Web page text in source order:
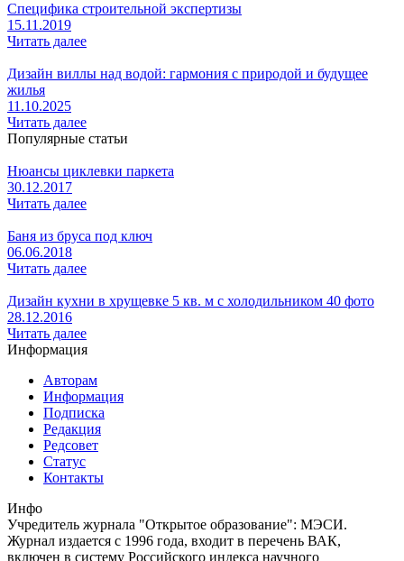
Специфика строительной экспертизы
15.11.2019
Читать далее
Дизайн виллы над водой: гармония с природой и будущее
жилья
11.10.2025
Читать далее
Популярные статьи
Нюансы циклевки паркета
30.12.2017
Читать далее
Баня из бруса под ключ
06.06.2018
Читать далее
Дизайн кухни в хрущевке 5 кв. м с холодильником 40 фото
28.12.2016
Читать далее
Информация
Авторам
Информация
Подписка
Редакция
Редсовет
Статус
Контакты
Инфо
Учредитель журнала "Открытое образование": МЭСИ.
Журнал издается с 1996 года, входит в перечень ВАК,
включен в систему Российского индекса научного